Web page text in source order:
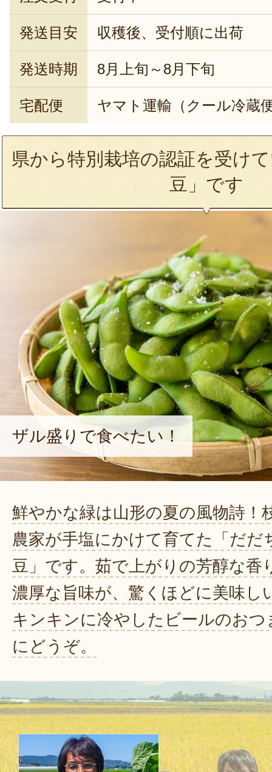
発送目安 収穫後、受付順に出荷
発送時期 8月上旬～8月下旬
宅配便 ヤマト運輸（クール冷蔵
県から特別栽培の認証を受け
豆」です
ザル盛りで食べたい！
鮮やかな緑は山形の夏の風物詩！
農家が手塩にかけて育てた「だだ
豆」です。茹で上がりの芳醇な香
濃厚な旨味が、驚くほどに美味し
キンキンに冷やしたビールのおつ
にどうぞ。